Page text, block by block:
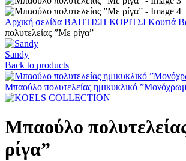
Αρχική σελίδα ΒΑΠΤΙΣΗ ΚΟΡΙΤΣΙ Κουτιά
πολυτελείας ”Με ρίγα”
Sandy
Back to products
Μπαούλο πολυτελείας ημικυκλικό
Μπαούλο
ρίγα”